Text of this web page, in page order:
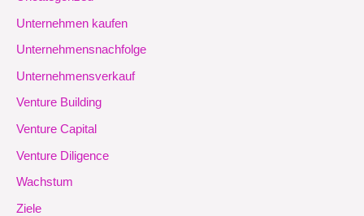
Unternehmen kaufen
Unternehmensnachfolge
Unternehmensverkauf
Venture Building
Venture Capital
Venture Diligence
Wachstum
Ziele